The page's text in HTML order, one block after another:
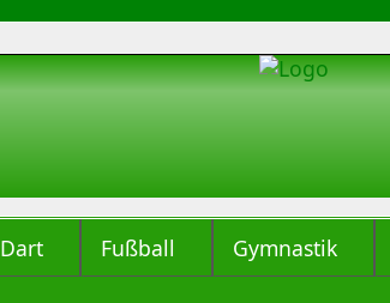
Dart Fußball Gymnastik